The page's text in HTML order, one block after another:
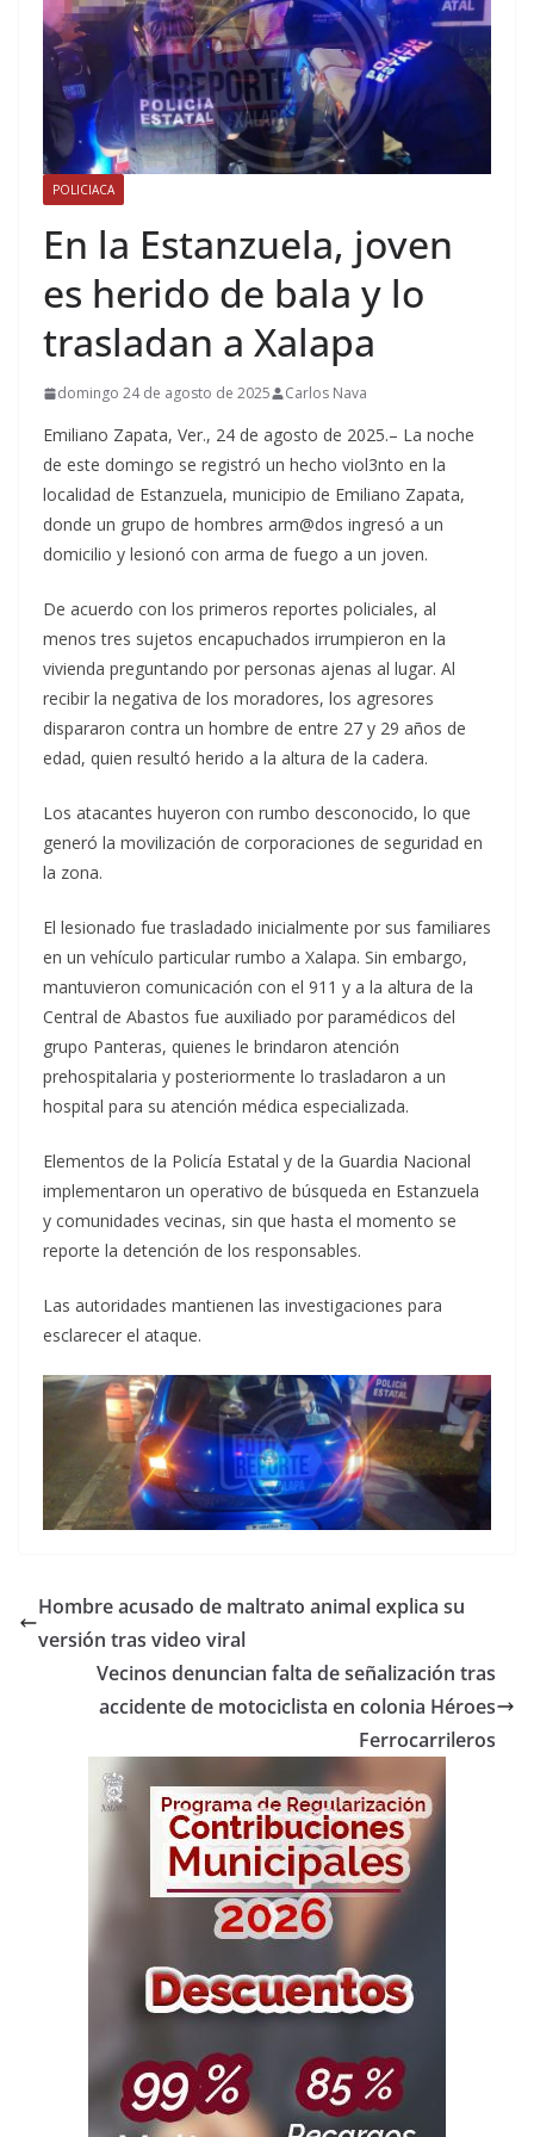
POLICIACA
En la Estanzuela, joven
es herido de bala y lo
trasladan a Xalapa
domingo 24 de agosto de 2025 Carlos Nava
Emiliano Zapata, Ver., 24 de agosto de 2025.– La noche
de este domingo se registró un hecho viol3nto en la
localidad de Estanzuela, municipio de Emiliano Zapata,
donde un grupo de hombres arm@dos ingresó a un
domicilio y lesionó con arma de fuego a un joven.
De acuerdo con los primeros reportes policiales, al
menos tres sujetos encapuchados irrumpieron en la
vivienda preguntando por personas ajenas al lugar. Al
recibir la negativa de los moradores, los agresores
dispararon contra un hombre de entre 27 y 29 años de
edad, quien resultó herido a la altura de la cadera.
Los atacantes huyeron con rumbo desconocido, lo que
generó la movilización de corporaciones de seguridad en
la zona.
El lesionado fue trasladado inicialmente por sus familiares
en un vehículo particular rumbo a Xalapa. Sin embargo,
mantuvieron comunicación con el 911 y a la altura de la
Central de Abastos fue auxiliado por paramédicos del
grupo Panteras, quienes le brindaron atención
prehospitalaria y posteriormente lo trasladaron a un
hospital para su atención médica especializada.
Elementos de la Policía Estatal y de la Guardia Nacional
implementaron un operativo de búsqueda en Estanzuela
y comunidades vecinas, sin que hasta el momento se
reporte la detención de los responsables.
Las autoridades mantienen las investigaciones para
esclarecer el ataque.
Hombre acusado de maltrato animal explica su
versión tras video viral
Vecinos denuncian falta de señalización tras
accidente de motociclista en colonia Héroes
Ferrocarrileros